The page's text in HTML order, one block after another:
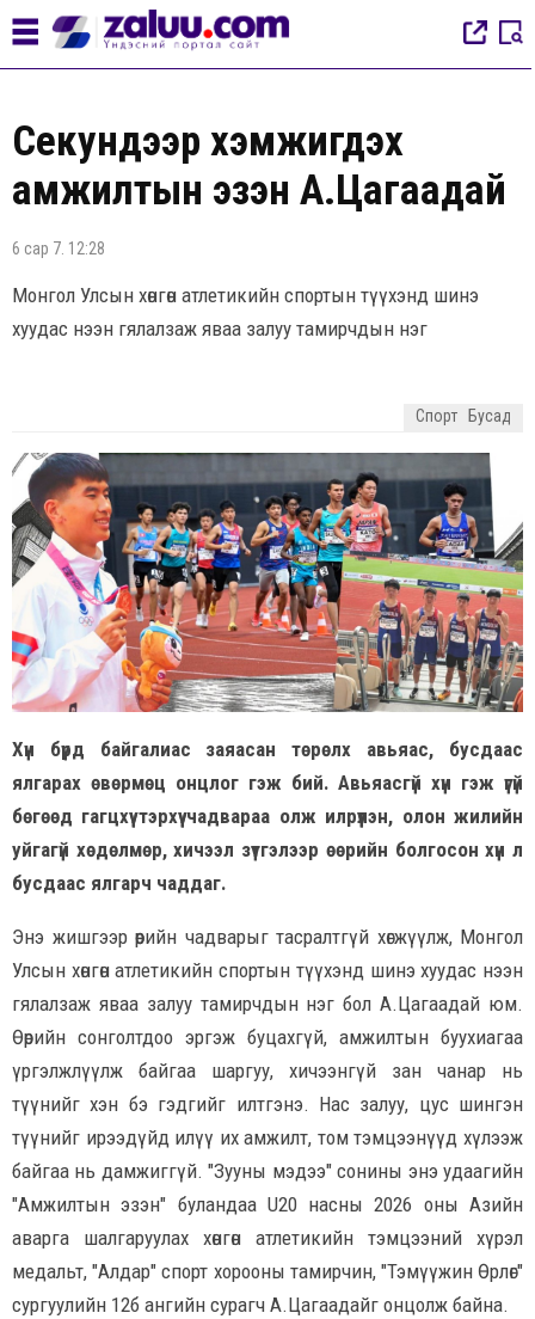
Секундээр хэмжигдэх
амжилтын эзэн А.Цагаадай
6 сар 7. 12:28
Монгол Улсын хөнгөн атлетикийн спортын түүхэнд шинэ
хуудас нээн гялалзаж яваа залуу тамирчдын нэг
Спорт Бусад
Хүн бүрд байгалиас заяасан төрөлх авьяас, бусдаас
ялгарах өвөрмөц онцлог гэж бий. Авьяасгүй хүн гэж үгүй
бөгөөд гагцхүү тэрхүү чадвараа олж илрүүлэн, олон жилийн
уйгагүй хөдөлмөр, хичээл зүтгэлээр өөрийн болгосон хүн л
бусдаас ялгарч чаддаг.
Энэ жишгээр өөрийн чадварыг тасралтгүй хөгжүүлж, Монгол
Улсын хөнгөн атлетикийн спортын түүхэнд шинэ хуудас нээн
гялалзаж яваа залуу тамирчдын нэг бол А.Цагаадай юм.
Өөрийн сонголтдоо эргэж буцахгүй, амжилтын буухиагаа
үргэлжлүүлж байгаа шаргуу, хичээнгүй зан чанар нь
түүнийг хэн бэ гэдгийг илтгэнэ. Нас залуу, цус шингэн
түүнийг ирээдүйд илүү их амжилт, том тэмцээнүүд хүлээж
байгаа нь дамжиггүй. "Зууны мэдээ" сонины энэ удаагийн
"Амжилтын эзэн" буландаа U20 насны 2026 оны Азийн
аварга шалгаруулах хөнгөн атлетикийн тэмцээний хүрэл
медальт, "Алдар" спорт хорооны тамирчин, "Тэмүүжин Өрлөг"
сургуулийн 12б ангийн сурагч А.Цагаадайг онцолж байна.